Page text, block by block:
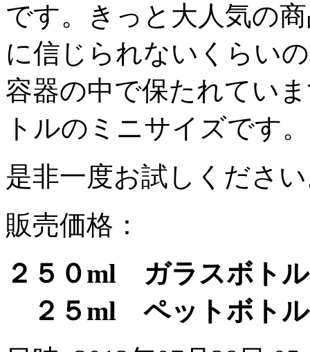
です。きっと大人気の
に信じられないくらい
容器の中で保たれてい
トルのミニサイズです。
是非一度お試しくださ
販売価格：
２５０ml ガラスボ
２５ml ペットボ